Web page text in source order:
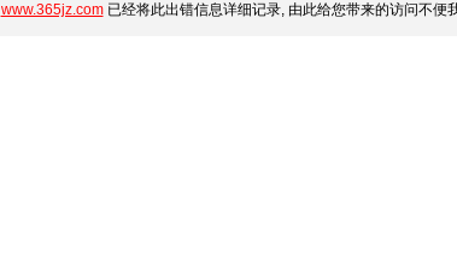
www.365jz.com已经将此出错信息详细记录, 由此给您带来的访问不便